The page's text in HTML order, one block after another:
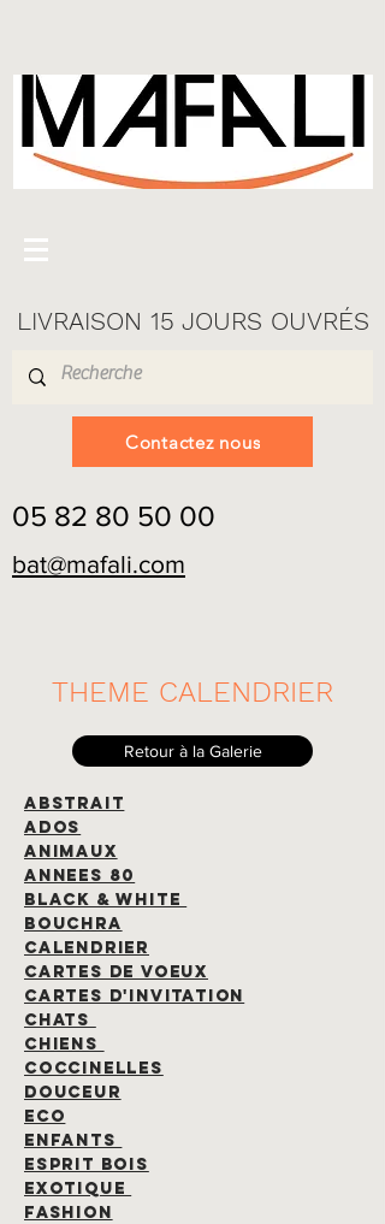
LIVRAISON 15 JOURS OUVRÉS
Contactez nous
05 82 80 50 00
bat@mafali.com
THEME CALENDRIER
Retour à la Galerie
ABSTRAIT
ADOS
ANIMAUX
ANNEES 80
BLACK & white
bouchra
calendrier
CARTES DE VOEUX
CARTES D'INVITATION
CHATS
CHIENS
COCCINELLES
DOUCEUR
ECO
ENFANTS
ESPRIT BOIS
EXOTIQUE
FASHION